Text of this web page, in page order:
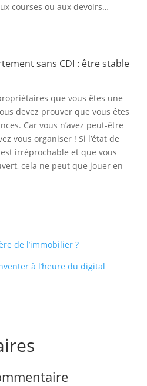
courses ou aux devoirs…
sans CDI : être stable
que vous êtes une
devez prouver que vous êtes
Car vous n’avez peut-être
vous organiser ! Si l’état de
irréprochable et que vous
cela ne peut que jouer en
de l’immobilier ?
à l’heure du digital